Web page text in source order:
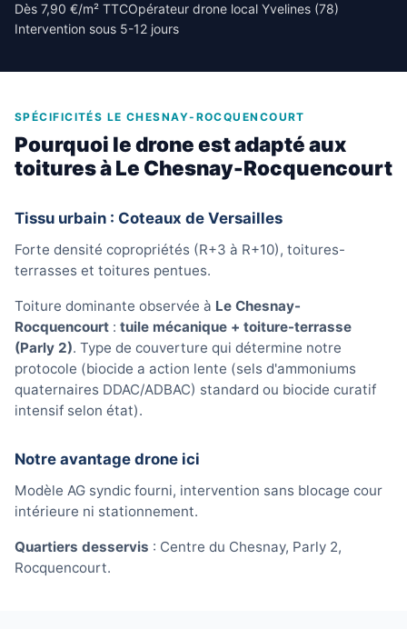
Dès 7,90 €/m² TTCOpérateur drone local Yvelines (78)
Intervention sous 5-12 jours
SPÉCIFICITÉS LE CHESNAY-ROCQUENCOURT
Pourquoi le drone est adapté aux
toitures à Le Chesnay-Rocquencourt
Tissu urbain : Coteaux de Versailles
Forte densité copropriétés (R+3 à R+10), toitures-
terrasses et toitures pentues.
Toiture dominante observée à Le Chesnay-
Rocquencourt : tuile mécanique + toiture-terrasse
(Parly 2). Type de couverture qui détermine notre
protocole (biocide a action lente (sels d'ammoniums
quaternaires DDAC/ADBAC) standard ou biocide curatif
intensif selon état).
Notre avantage drone ici
Modèle AG syndic fourni, intervention sans blocage cour
intérieure ni stationnement.
Quartiers desservis : Centre du Chesnay, Parly 2,
Rocquencourt.